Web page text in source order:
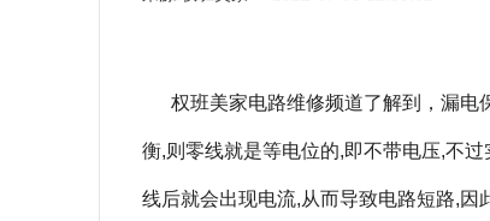
权班美家电路维修频道了解到，漏电
衡,则零线就是等电位的,即不带电压,不
线后就会出现电流,从而导致电路短路,